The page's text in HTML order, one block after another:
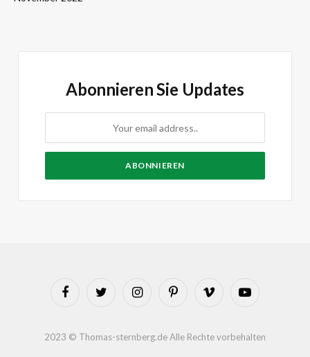
Abonnieren Sie Updates
FacebookTwitter InstagramPinterestVimeo YouTube
2023 © Thomas-sternberg.de Alle Rechte vorbehalten